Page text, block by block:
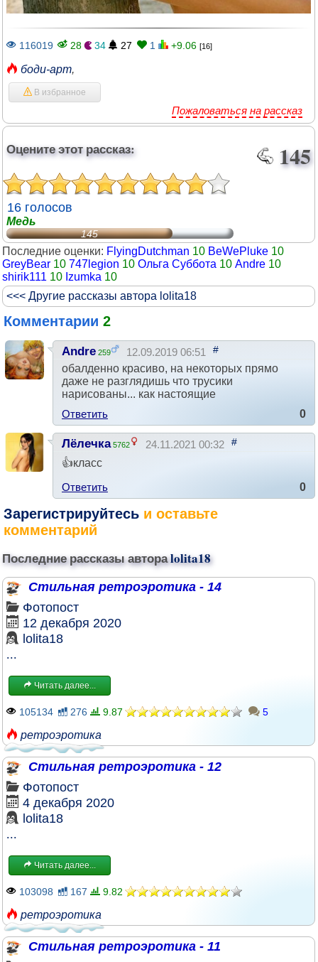
116019 28 34 27 1 +9.06 [16]
боди-арт,
В избранное
Пожаловаться на рассказ
Оцените этот рассказ: 145
16 голосов
Медь
145
Последние оценки: FlyingDutchman 10 BeWePluke 10
GreyBear 10 747legion 10 Ольга Суббота 10 Andre 10
shirik111 10 Izumka 10
<<< Другие рассказы автора lolita18
Комментарии 2
Andre 259 12.09.2019 06:51 #
обалденно красиво, на некоторых прямо
даже не разглядишь что трусики
нарисованы... как настоящие
Ответить
0
Лёлечка 5762 24.11.2021 00:32 #
👍класс
Ответить
0
Зарегистрируйтесь и оставьте
комментарий
Последние рассказы автораlolita18
Стильная ретроэротика - 14
Фотопост
12 декабря 2020
lolita18
...
Читать далее...
105134 276 9.87 5
ретроэротика
Стильная ретроэротика - 12
Фотопост
4 декабря 2020
lolita18
...
Читать далее...
103098 167 9.82
ретроэротика
Стильная ретроэротика - 11